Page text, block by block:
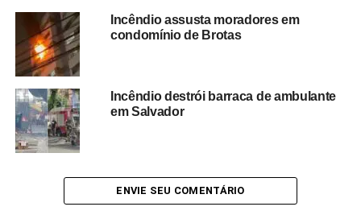
Apesar da gravidade do incêndio e dos prejuízos
materiais,não houve registro de feridos
circunstâncias do curto-circuito e as causas que levaram
ao incêndio deverão ser apuradas pelas autoridades
competentes.
O caso reacende o alerta sobre os riscos provocados por
falhas na rede elétrica
e causar grandes prejuízos materiais, além de colocar
Incêndio assusta moradores em
condomínio de Brotas
Incêndio destrói barraca de ambulante
em Salvador
ENVIE SEU COMENTÁRIO